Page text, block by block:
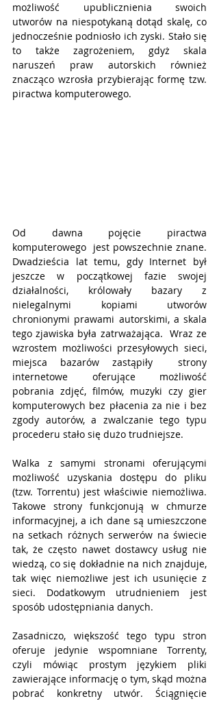
możliwość upublicznienia swoich
utworów na niespotykaną dotąd skalę, co
jednocześnie podniosło ich zyski. Stało się
to także zagrożeniem, gdyż skala
naruszeń praw autorskich również
znacząco wzrosła przybierając formę tzw.
piractwa komputerowego.
Od dawna pojęcie piractwa
komputerowego  jest powszechnie znane.
Dwadzieścia lat temu, gdy Internet był
jeszcze w początkowej fazie swojej
działalności, królowały bazary z
nielegalnymi kopiami utworów
chronionymi prawami autorskimi, a skala
tego zjawiska była zatrważająca.  Wraz ze
wzrostem możliwości przesyłowych sieci,
miejsca bazarów zastąpiły  strony
internetowe oferujące możliwość
pobrania zdjęć, filmów, muzyki czy gier
komputerowych bez płacenia za nie i bez
zgody autorów, a zwalczanie tego typu
procederu stało się dużo trudniejsze.
Walka z samymi stronami oferującymi
możliwość uzyskania dostępu do pliku
(tzw. Torrentu) jest właściwie niemożliwa.
Takowe strony funkcjonują w chmurze
informacyjnej, a ich dane są umieszczone
na setkach różnych serwerów na świecie
tak, że często nawet dostawcy usług nie
wiedzą, co się dokładnie na nich znajduje,
tak więc niemożliwe jest ich usunięcie z
sieci. Dodatkowym utrudnieniem jest
sposób udostępniania danych.
Zasadniczo, większość tego typu stron
oferuje jedynie wspomniane Torrenty,
czyli mówiąc prostym językiem pliki
zawierające informację o tym, skąd można
pobrać konkretny utwór. Ściągnięcie